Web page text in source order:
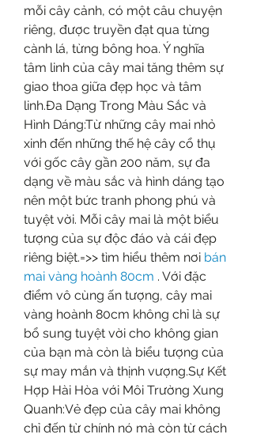
mỗi cây cảnh, có một câu chuyện
riêng, được truyền đạt qua từng
cành lá, từng bông hoa. Ý nghĩa
tâm linh của cây mai tăng thêm sự
giao thoa giữa đẹp học và tâm
linh.Đa Dạng Trong Màu Sắc và
Hình Dáng:Từ những cây mai nhỏ
xinh đến những thế hệ cây cổ thụ
với gốc cây gần 200 năm, sự đa
dạng về màu sắc và hình dáng tạo
nên một bức tranh phong phú và
tuyệt vời. Mỗi cây mai là một biểu
tượng của sự độc đáo và cái đẹp
riêng biệt.=>> tìm hiểu thêm nơi bán
mai vàng hoành 80cm . Với đặc
điểm vô cùng ấn tượng, cây mai
vàng hoành 80cm không chỉ là sự
bổ sung tuyệt vời cho không gian
của bạn mà còn là biểu tượng của
sự may mắn và thịnh vượng.Sự Kết
Hợp Hài Hòa với Môi Trường Xung
Quanh:Vẻ đẹp của cây mai không
chỉ đến từ chính nó mà còn từ cách